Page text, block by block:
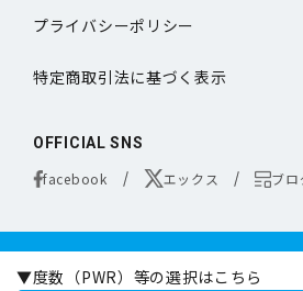
▼度数（PWR）等の選択はこちら
プライバシーポリシー
特定商取引法に基づく表示
OFFICIAL SNS
facebook エックス ブロ
お買い求めの際は必ず医師の処方に基づ